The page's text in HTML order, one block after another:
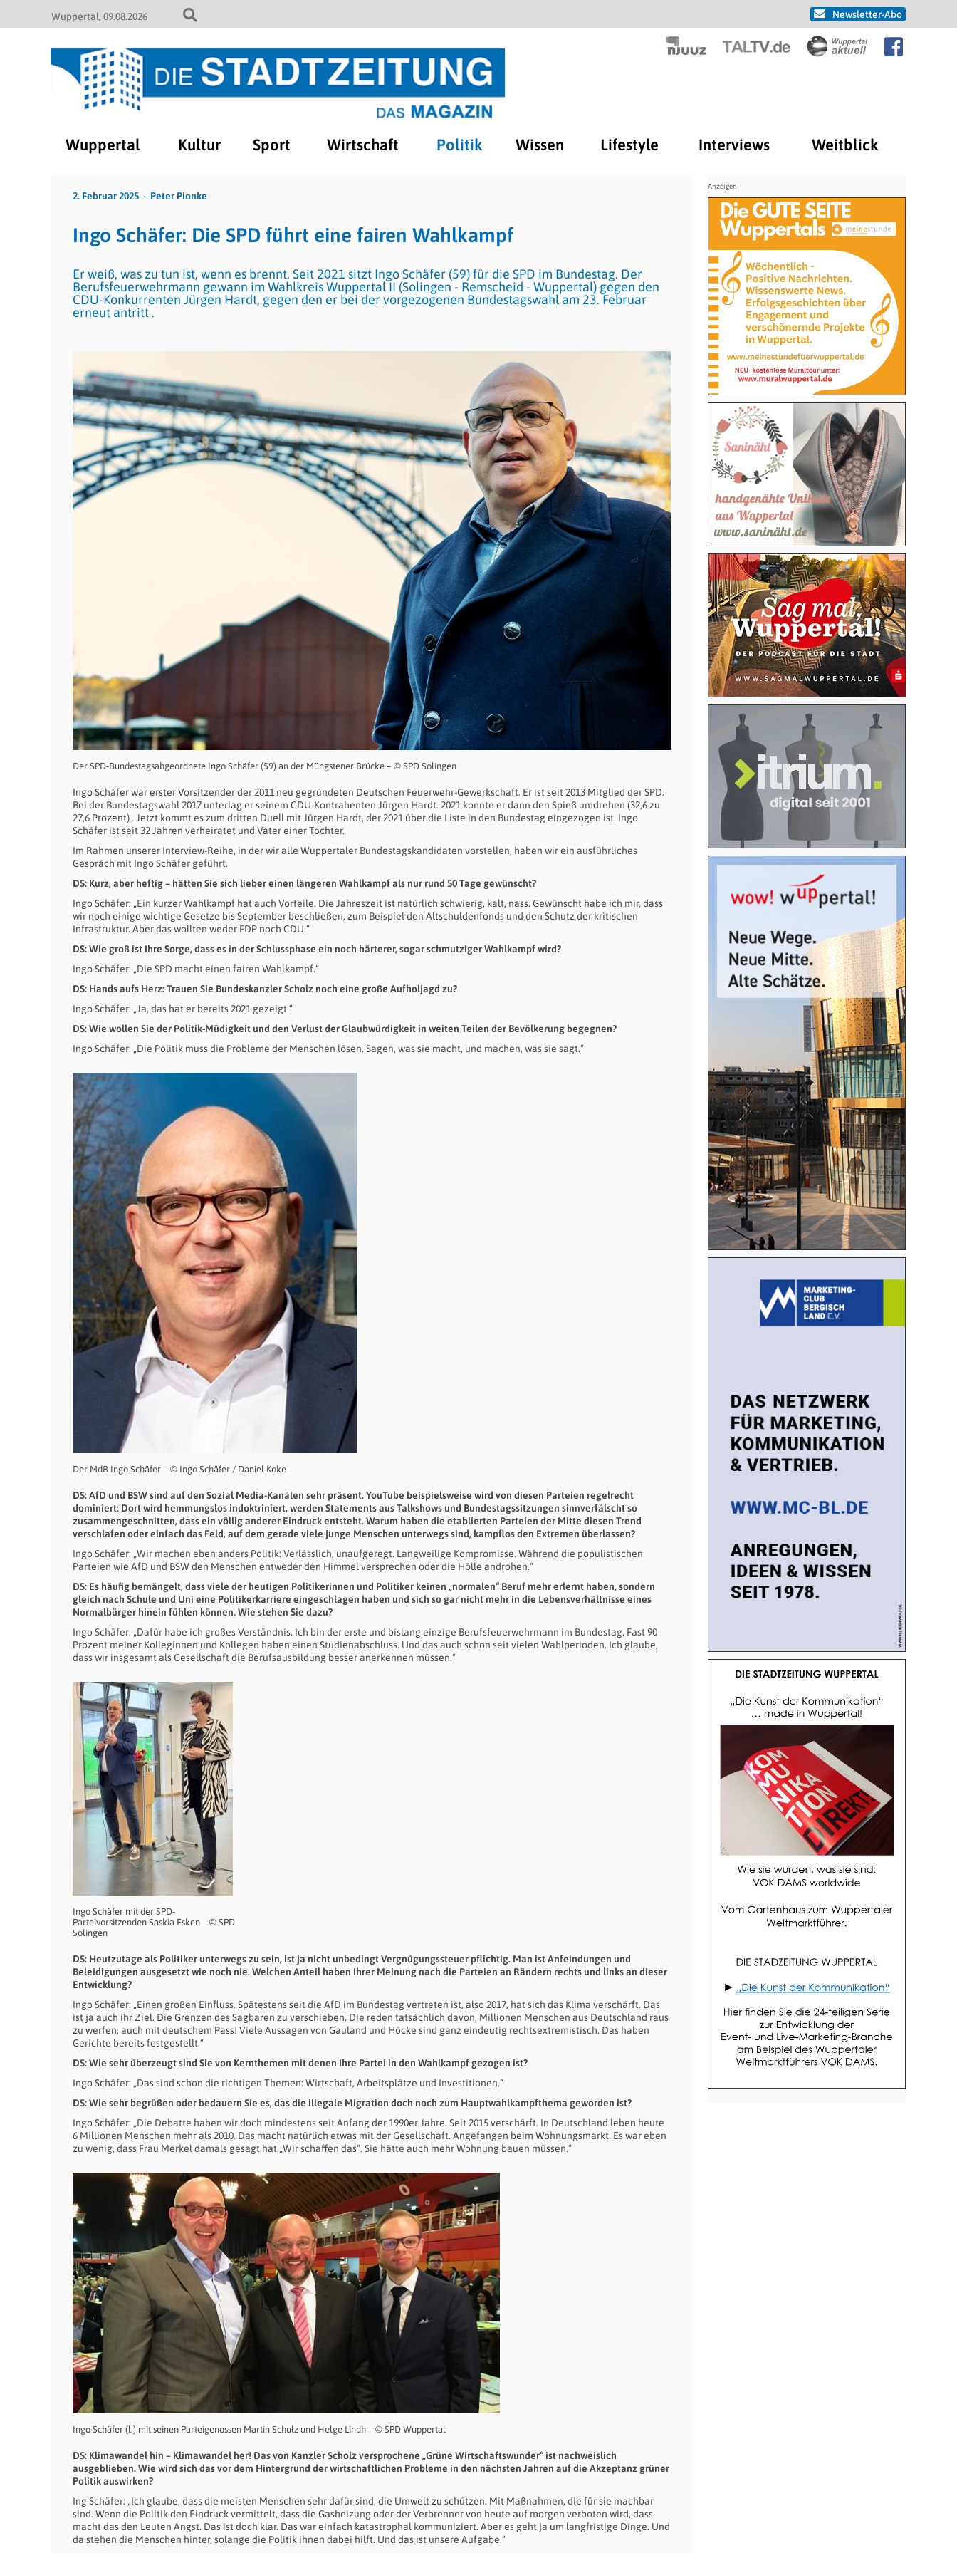
Wuppertal 09.08.2026 Newsletter-Abo
Wuppertal Kultur Sport Wirtschaft Politik Wissen Lifestyle Interviews Weitblick
2. Februar 2025 Peter Pionke
Ingo Schäfer: Die SPD führt eine fairen Wahlkampf
Er weiß, was zu tun ist, wenn es brennt. Seit 2021 sitzt Ingo Schäfer (59) für die SPD im Bundestag. Der
Berufsfeuerwehrmann gewann im Wahlkreis Wuppertal II (Solingen - Remscheid - Wuppertal) gegen den
CDU-Konkurrenten Jürgen Hardt, gegen den er bei der vorgezogenen Bundestagswahl am 23. Februar
erneut antritt .
Der SPD-Bundestagsabgeordnete Ingo Schäfer (59) an der Müngstener Brücke – © SPD Solingen
Ingo Schäfer war erster Vorsitzender der 2011 neu gegründeten Deutschen Feuerwehr-Gewerkschaft. Er ist seit 2013 Mitglied der SPD.
Bei der Bundestagswahl 2017 unterlag er seinem CDU-Kontrahenten Jürgen Hardt. 2021 konnte er dann den Spieß umdrehen (32,6 zu
27,6 Prozent) . Jetzt kommt es zum dritten Duell mit Jürgen Hardt, der 2021 über die Liste in den Bundestag eingezogen ist. Ingo
Schäfer ist seit 32 Jahren verheiratet und Vater einer Tochter.
Im Rahmen unserer Interview-Reihe, in der wir alle Wuppertaler Bundestagskandidaten vorstellen, haben wir ein ausführliches
Gespräch mit Ingo Schäfer geführt.
DS: Kurz, aber heftig – hätten Sie sich lieber einen längeren Wahlkampf als nur rund 50 Tage gewünscht?
Ingo Schäfer: „Ein kurzer Wahlkampf hat auch Vorteile. Die Jahreszeit ist natürlich schwierig, kalt, nass. Gewünscht habe ich mir, dass
wir noch einige wichtige Gesetze bis September beschließen, zum Beispiel den Altschuldenfonds und den Schutz der kritischen
Infrastruktur. Aber das wollten weder FDP noch CDU.“
DS: Wie groß ist Ihre Sorge, dass es in der Schlussphase ein noch härterer, sogar schmutziger Wahlkampf wird?
Ingo Schäfer: „Die SPD macht einen fairen Wahlkampf.“
DS: Hands aufs Herz: Trauen Sie Bundeskanzler Scholz noch eine große Aufholjagd zu?
Ingo Schäfer: „Ja, das hat er bereits 2021 gezeigt.“
DS: Wie wollen Sie der Politik-Müdigkeit und den Verlust der Glaubwürdigkeit in weiten Teilen der Bevölkerung begegnen?
Ingo Schäfer: „Die Politik muss die Probleme der Menschen lösen. Sagen, was sie macht, und machen, was sie sagt.“
Der MdB Ingo Schäfer – © Ingo Schäfer / Daniel Koke
DS: AfD und BSW sind auf den Sozial Media-Kanälen sehr präsent. YouTube beispielsweise wird von diesen Parteien regelrecht
dominiert: Dort wird hemmungslos indoktriniert, werden Statements aus Talkshows und Bundestagssitzungen sinnverfälscht so
zusammengeschnitten, dass ein völlig anderer Eindruck entsteht. Warum haben die etablierten Parteien der Mitte diesen Trend
verschlafen oder einfach das Feld, auf dem gerade viele junge Menschen unterwegs sind, kampflos den Extremen überlassen?
Ingo Schäfer: „Wir machen eben anders Politik: Verlässlich, unaufgeregt. Langweilige Kompromisse. Während die populistischen
Parteien wie AfD und BSW den Menschen entweder den Himmel versprechen oder die Hölle androhen.“
DS: Es häufig bemängelt, dass viele der heutigen Politikerinnen und Politiker keinen „normalen“ Beruf mehr erlernt haben, sondern
gleich nach Schule und Uni eine Politikerkarriere eingeschlagen haben und sich so gar nicht mehr in die Lebensverhältnisse eines
Normalbürger hinein fühlen können. Wie stehen Sie dazu?
Ingo Schäfer: „Dafür habe ich großes Verständnis. Ich bin der erste und bislang einzige Berufsfeuerwehrmann im Bundestag. Fast 90
Prozent meiner Kolleginnen und Kollegen haben einen Studienabschluss. Und das auch schon seit vielen Wahlperioden. Ich glaube,
dass wir insgesamt als Gesellschaft die Berufsausbildung besser anerkennen müssen.“
Ingo Schäfer mit der SPD-
Parteivorsitzenden Saskia Esken – © SPD
Solingen
DS: Heutzutage als Politiker unterwegs zu sein, ist ja nicht unbedingt Vergnügungssteuer pflichtig. Man ist Anfeindungen und
Beleidigungen ausgesetzt wie noch nie. Welchen Anteil haben Ihrer Meinung nach die Parteien an Rändern rechts und links an dieser
Entwicklung?
Ingo Schäfer: „Einen großen Einfluss. Spätestens seit die AfD im Bundestag vertreten ist, also 2017, hat sich das Klima verschärft. Das
ist ja auch ihr Ziel. Die Grenzen des Sagbaren zu verschieben. Die reden tatsächlich davon, Millionen Menschen aus Deutschland raus
zu werfen, auch mit deutschem Pass! Viele Aussagen von Gauland und Höcke sind ganz eindeutig rechtsextremistisch. Das haben
Gerichte bereits festgestellt.“
DS: Wie sehr überzeugt sind Sie von Kernthemen mit denen Ihre Partei in den Wahlkampf gezogen ist?
Ingo Schäfer: „Das sind schon die richtigen Themen: Wirtschaft, Arbeitsplätze und Investitionen.“
DS: Wie sehr begrüßen oder bedauern Sie es, das die illegale Migration doch noch zum Hauptwahlkampfthema geworden ist?
Ingo Schäfer: „Die Debatte haben wir doch mindestens seit Anfang der 1990er Jahre. Seit 2015 verschärft. In Deutschland leben heute
6 Millionen Menschen mehr als 2010. Das macht natürlich etwas mit der Gesellschaft. Angefangen beim Wohnungsmarkt. Es war eben
zu wenig, dass Frau Merkel damals gesagt hat „Wir schaffen das“. Sie hätte auch mehr Wohnung bauen müssen.“
Ingo Schäfer (l.) mit seinen Parteigenossen Martin Schulz und Helge Lindh – © SPD Wuppertal
DS: Klimawandel hin – Klimawandel her! Das von Kanzler Scholz versprochene „Grüne Wirtschaftswunder“ ist nachweislich
ausgeblieben. Wie wird sich das vor dem Hintergrund der wirtschaftlichen Probleme in den nächsten Jahren auf die Akzeptanz grüner
Politik auswirken?
Ing Schäfer: „Ich glaube, dass die meisten Menschen sehr dafür sind, die Umwelt zu schützen. Mit Maßnahmen, die für sie machbar
sind. Wenn die Politik den Eindruck vermittelt, dass die Gasheizung oder der Verbrenner von heute auf morgen verboten wird, dass
macht das den Leuten Angst. Das ist doch klar. Das war einfach katastrophal kommuniziert. Aber es geht ja um langfristige Dinge. Und
da stehen die Menschen hinter, solange die Politik ihnen dabei hilft. Und das ist unsere Aufgabe.“